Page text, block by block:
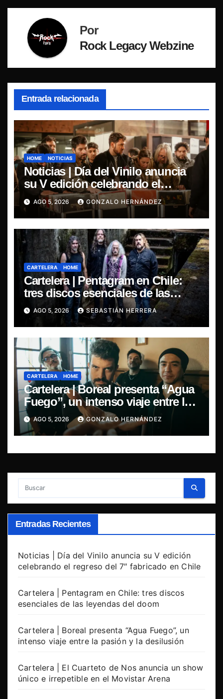
Por
Rock Legacy Webzine
Entrada relacionada
HOME NOTICIAS
Noticias | Día del Vinilo anuncia
su V edición celebrando el
regreso del 7″ fabricado en Chile
AGO 5, 2026 GONZALO HERNÁNDEZ
CARTELERA HOME
Cartelera | Pentagram en Chile:
tres discos esenciales de las
leyendas del doom
AGO 5, 2026 SEBASTIÁN HERRERA
CARTELERA HOME
Cartelera | Boreal presenta “Agua
Fuego”, un intenso viaje entre la
pasión y la desilusión
AGO 5, 2026 GONZALO HERNÁNDEZ
Entradas Recientes
Noticias | Día del Vinilo anuncia su V edición
celebrando el regreso del 7″ fabricado en Chile
Cartelera | Pentagram en Chile: tres discos
esenciales de las leyendas del doom
Cartelera | Boreal presenta “Agua Fuego”, un
intenso viaje entre la pasión y la desilusión
Cartelera | El Cuarteto de Nos anuncia un show
único e irrepetible en el Movistar Arena